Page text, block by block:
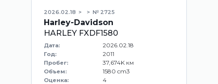
2026.02.18 № 2725
Harley-Davidson
HARLEY FXDF1580
Дата: 2026.02.18
Год: 2011
Пробег: 37,674K км
Объем: 1580 cm3
Оценка: 4